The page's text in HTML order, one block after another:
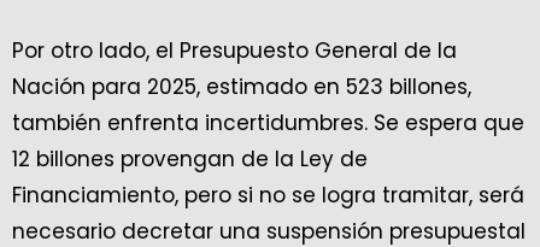
Por otro lado, el Presupuesto General de la
Nación para 2025, estimado en 523 billones,
también enfrenta incertidumbres. Se espera que
12 billones provengan de la Ley de
Financiamiento, pero si no se logra tramitar, será
necesario decretar una suspensión presupuestal